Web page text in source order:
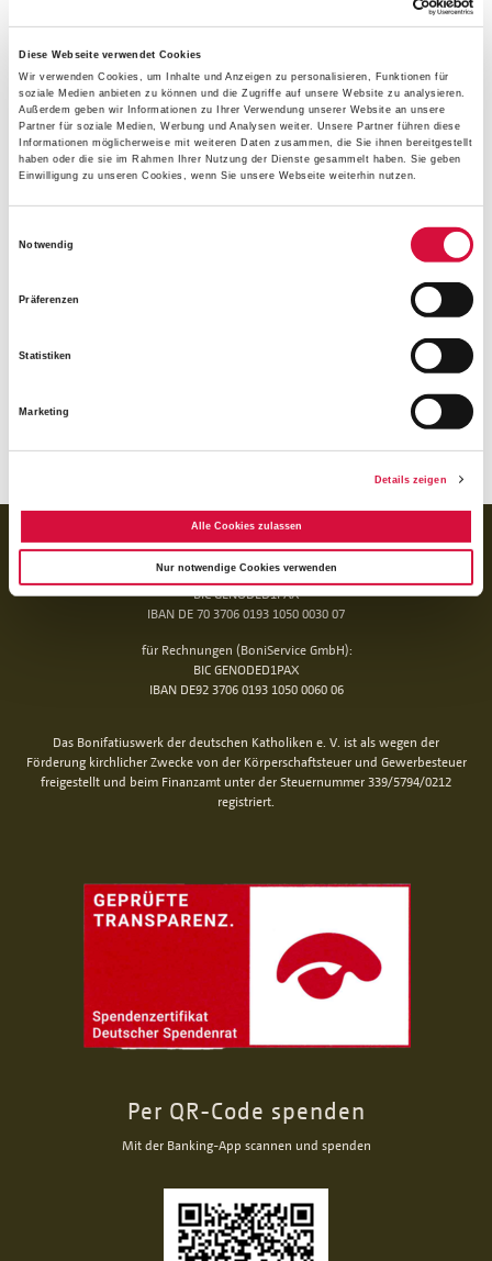
Diese Webseite verwendet Cookies
Wir verwenden Cookies, um Inhalte und Anzeigen zu personalisieren, Funktionen für
soziale Medien anbieten zu können und die Zugriffe auf unsere Website zu analysieren.
Außerdem geben wir Informationen zu Ihrer Verwendung unserer Website an unsere
Partner für soziale Medien, Werbung und Analysen weiter. Unsere Partner führen diese
Informationen möglicherweise mit weiteren Daten zusammen, die Sie ihnen bereitgestellt
haben oder die sie im Rahmen Ihrer Nutzung der Dienste gesammelt haben. Sie geben
Einwilligung zu unseren Cookies, wenn Sie unsere Webseite weiterhin nutzen.
Notwendig
Präferenzen
Statistiken
Marketing
Details zeigen
Alle Cookies zulassen
Nur notwendige Cookies verwenden
ein einzelnes davon konnten wir leicht zerbrechen, aber
ein ganzes Bündel davon war für uns unzerstörbar. Das
hat uns gezeigt: Gemeinsam sind wir stark! Insgesamt war
die Erstkommunion mit ihrer Vorbereitung, vor allem aber
auch der unmittelbar anschließende Messdienerunterricht
ein wichtiger Teil meiner kirchlichen Sozialisation."
Was wünschen Sie den Erstkommunionkindern des Jahres
2022?
"Ich wünsche den Erstkommunionkindern 2022 eine
im Kreise von Familie, Freunden und Pfarrgemeinde und,
dass sie durch die Vorbereitung und die Feier erfahren
können, was Glaube und Gemeinschaft für sie ganz
BANKVERBINDUNG
für Spenden:
BIC GENODED1PAX
IBAN DE 70 3706 0193 1050 0030 07
für Rechnungen (BoniService GmbH):
BIC GENODED1PAX
IBAN DE92 3706 0193 1050 0060 06
Das Bonifatiuswerk der deutschen Katholiken e. V. ist als wegen der
Förderung kirchlicher Zwecke von der Körperschaftsteuer und Gewerbesteuer
freigestellt und beim Finanzamt unter der Steuernummer 339/5794/0212
registriert.
Per QR-Code spenden
Mit der Banking-App scannen und spenden